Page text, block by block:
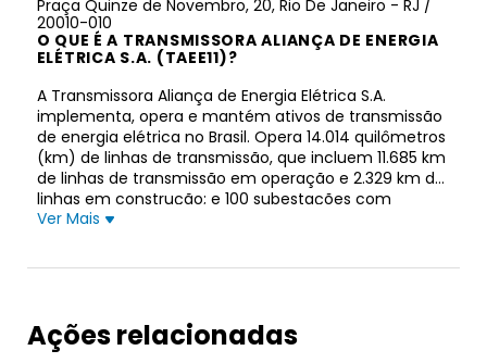
Praça Quinze de Novembro, 20, Rio De Janeiro - RJ /
20010-010
O QUE É A TRANSMISSORA ALIANÇA DE ENERGIA
ELÉTRICA S.A. (TAEE11)?
A Transmissora Aliança de Energia Elétrica S.A.
implementa, opera e mantém ativos de transmissão
de energia elétrica no Brasil. Opera 14.014 quilômetros
(km) de linhas de transmissão, que incluem 11.685 km
de linhas de transmissão em operação e 2.329 km de
linhas em construção; e 100 subestações com
tensões de 230 a 525kV. A empresa foi fundada em
Ver Mais
Ações relacionadas